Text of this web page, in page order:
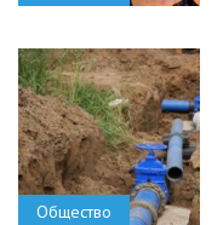
Общество